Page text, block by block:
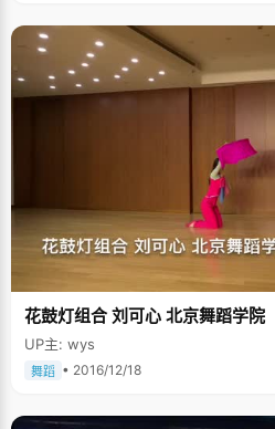
花鼓灯组合 刘可心 北京舞蹈学院
UP主: wys
舞蹈 • 2016/12/18